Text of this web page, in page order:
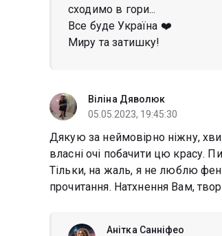
сходимо в гори...
Все буде Україна ❤️
Миру та затишку!
Віліна Дяволюк
05.05.2023, 19:45:30
Дякую за неймовірно ніжну,
власні очі побачити цю красу.
Тільки, на жаль, я не люблю
прочитання. Натхнення Вам,
Анітка Санніфео